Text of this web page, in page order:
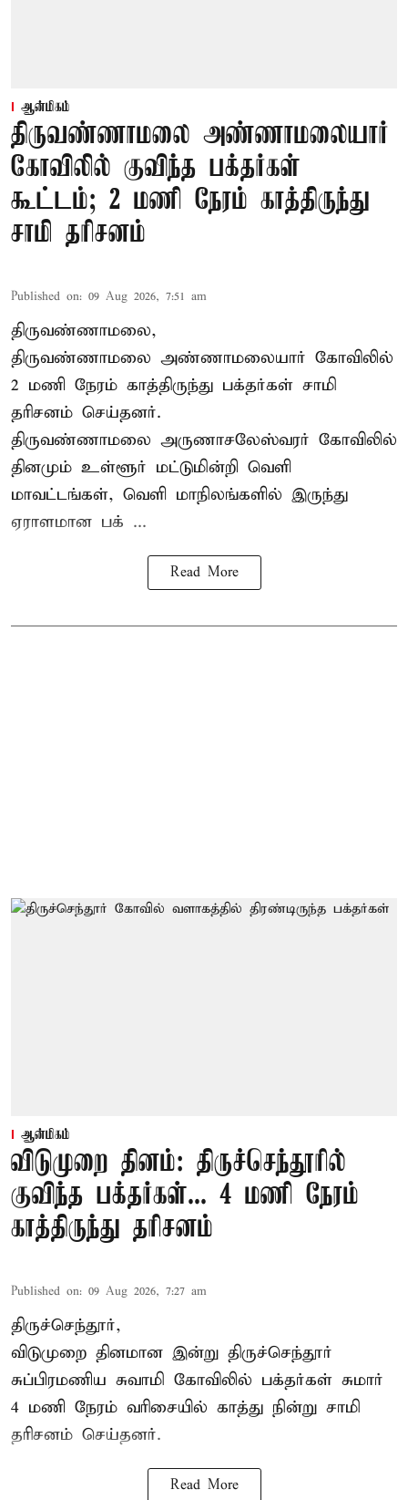
ஆன்மிகம்
திருவண்ணாமலை அண்ணாமலையார்
கோவிலில் குவிந்த பக்தர்கள்
கூட்டம்; 2 மணி நேரம் காத்திருந்து
சாமி தரிசனம்
Published on: 09 Aug 2026, 7:51 am
திருவண்ணாமலை,
திருவண்ணாமலை அண்ணாமலையார் கோவிலில்
2 மணி நேரம் காத்திருந்து பக்தர்கள் சாமி
தரிசனம் செய்தனர்.
திருவண்ணாமலை அருணாசலேஸ்வரர் கோவிலில்
தினமும் உள்ளூர் மட்டுமின்றி வெளி
மாவட்டங்கள், வெளி மாநிலங்களில் இருந்து
ஏராளமான பக் ...
Read More
ஆன்மிகம்
விடுமுறை தினம்: திருச்செந்தூரில்
குவிந்த பக்தர்கள்... 4 மணி நேரம்
காத்திருந்து தரிசனம்
Published on: 09 Aug 2026, 7:27 am
திருச்செந்தூர்,
விடுமுறை தினமான இன்று திருச்செந்தூர்
சுப்பிரமணிய சுவாமி கோவிலில் பக்தர்கள் சுமார்
4 மணி நேரம் வரிசையில் காத்து நின்று சாமி
தரிசனம் செய்தனர்.
Read More